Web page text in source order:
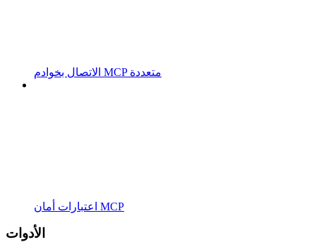
الاتصال بخوادم MCP متعددة
اعتبارات أمان MCP
الأدوات